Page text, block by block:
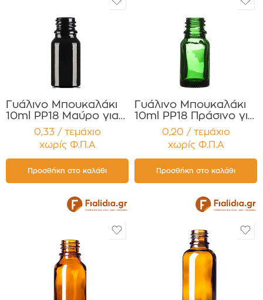
Γυάλινο Μπουκαλάκι
10ml PP18 Μαύρο για
Αιθέρια Έλαια ,
Βάμματα , Αρώματα
Συσκευασία 12
τεμαχίων
0,33 / τεμάχιο
χωρίς Φ.Π.Α
Προσθήκη στο καλάθι
Γυάλινο Μπουκαλάκι
10ml PP18 Πράσινο για
Αιθέρια Έλαια,
Βάμματα Συσκευασία
12 τεμαχίων
0,20 / τεμάχιο
χωρίς Φ.Π.Α
Προσθήκη στο καλάθι